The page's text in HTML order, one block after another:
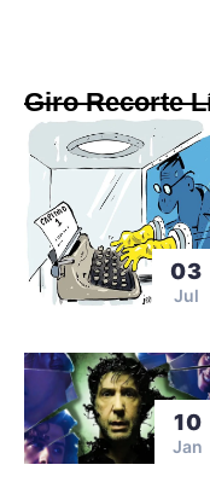
Giro Recorte
03
Jul
10
Jan